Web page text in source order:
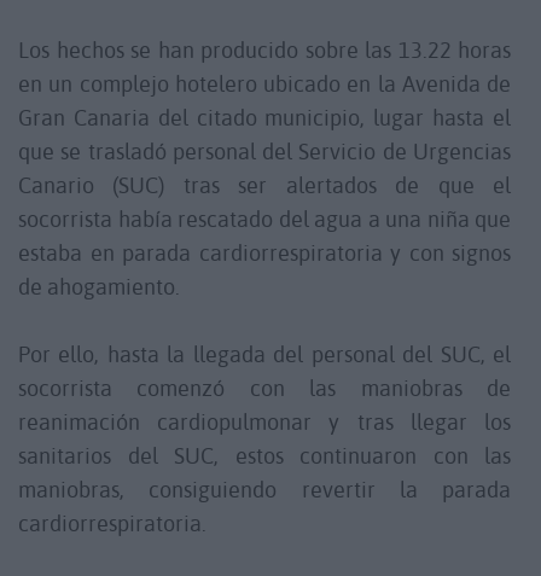
Los hechos se han producido sobre las 13.22 horas
en un complejo hotelero ubicado en la Avenida de
Gran Canaria del citado municipio, lugar hasta el
que se trasladó personal del Servicio de Urgencias
Canario (SUC) tras ser alertados de que el
socorrista había rescatado del agua a una niña que
estaba en parada cardiorrespiratoria y con signos
de ahogamiento.
Por ello, hasta la llegada del personal del SUC, el
socorrista comenzó con las maniobras de
reanimación cardiopulmonar y tras llegar los
sanitarios del SUC, estos continuaron con las
maniobras, consiguiendo revertir la parada
cardiorrespiratoria.